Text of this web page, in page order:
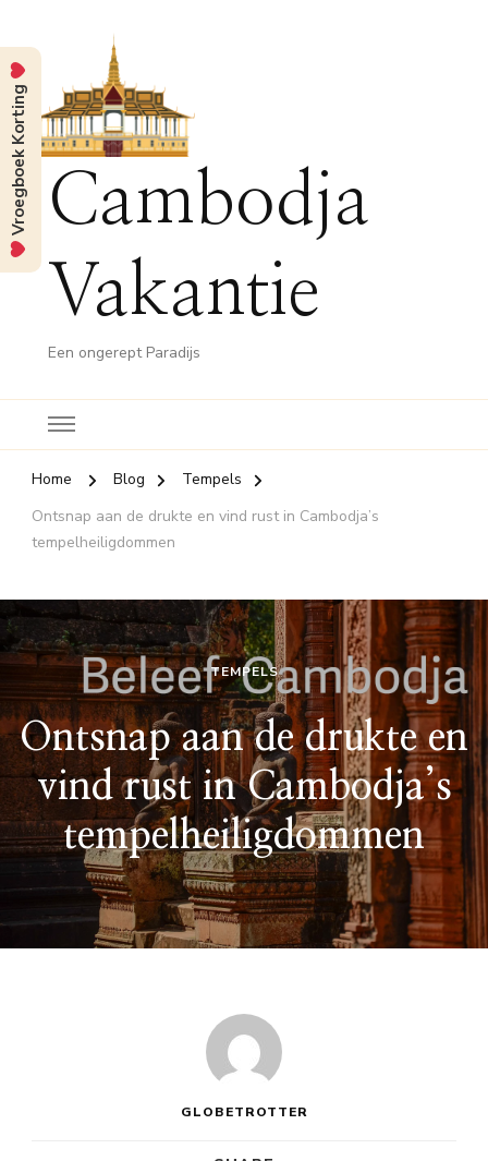
Cambodja
Vakantie
Een ongerept Paradijs
Home Blog
Tempels
Ontsnap aan de drukte en vind rust in Cambodja’s
tempelheiligdommen
TEMPELS
Ontsnap aan de drukte en
vind rust in Cambodja’s
tempelheiligdommen
GLOBETROTTER
Vroegboek Korting